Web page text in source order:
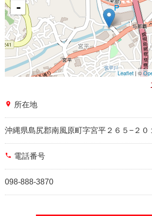
-
Leaflet | ©
place 所在地
沖縄県島尻郡南風原町字宮平２６５−２０
phone 電話番号
098-888-3870